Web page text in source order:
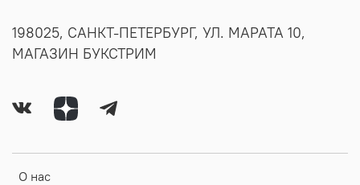
О нас
198025, САНКТ-ПЕТЕРБУРГ, УЛ. МАРАТА 10,
МАГАЗИН БУКСТРИМ